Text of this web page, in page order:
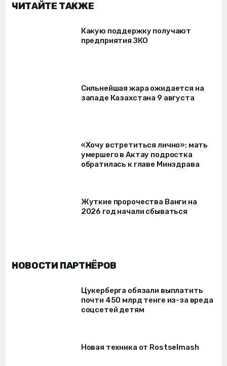
ЧИТАЙТЕ ТАКЖЕ
Какую поддержку получают
предприятия ЗКО
Сильнейшая жара ожидается на
западе Казахстана 9 августа
«Хочу встретиться лично»: мать
умершего в Актау подростка
обратилась к главе Минздрава
Жуткие пророчества Ванги на
2026 год начали сбываться
НОВОСТИ ПАРТНЁРОВ
Цукерберга обязали выплатить
почти 450 млрд тенге из-за вреда
соцсетей детям
Новая техника от Rostselmash